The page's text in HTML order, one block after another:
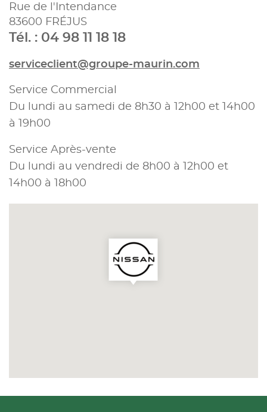
Rue de l'Intendance
83600 FRÉJUS
Tél. : 04 98 11 18 18
serviceclient@groupe-maurin.com
Service Commercial
Du lundi au samedi de 8h30 à 12h00 et 14h00
à 19h00
Service Après-vente
Du lundi au vendredi de 8h00 à 12h00 et
14h00 à 18h00